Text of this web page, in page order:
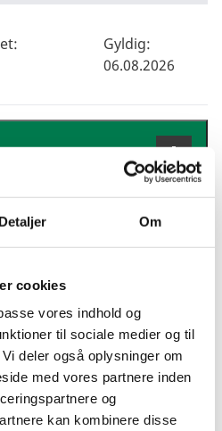
Detaljer Om
cookies
vores indhold og
til sociale medier og til
deler også oplysninger om
med vores partnere inden
og
kan kombinere disse
Gyldig:
06.08.2026
og vær opmærksom
som du ville være
har ingen problemer
Brug din sunde
på mistænkelig
være det i Danmark.
oplevet terrorangreb.